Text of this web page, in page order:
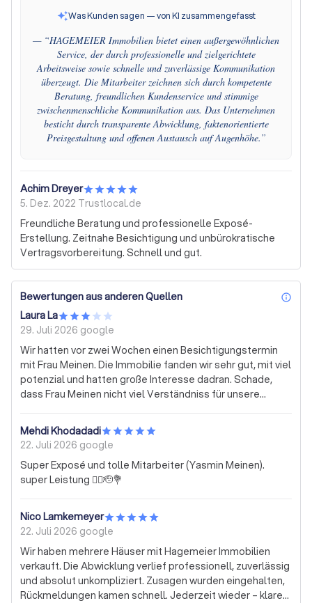
Was Kunden sagen — von KI zusammengefasst
— “HAGEMEIER Immobilien bietet einen außergewöhnlichen
Service, der durch professionelle und zielgerichtete
Arbeitsweise sowie schnelle und zuverlässige Kommunikation
überzeugt. Die Mitarbeiter zeichnen sich durch kompetente
Beratung, freundlichen Kundenservice und stimmige
zwischenmenschliche Kommunikation aus. Das Unternehmen
besticht durch transparente Abwicklung, faktenorientierte
Preisgestaltung und offenen Austausch auf Augenhöhe.”
Achim Dreyer
5. Dez. 2022 Trustlocal.de
Freundliche Beratung und professionelle Exposé-
Erstellung. Zeitnahe Besichtigung und unbürokratische
Vertragsvorbereitung. Schnell und gut.
Bewertungen aus anderen Quellen
Laura La
29. Juli 2026 google
Wir hatten vor zwei Wochen einen Besichtigungstermin
mit Frau Meinen. Die Immobilie fanden wir sehr gut, mit viel
potenzial und hatten große Interesse dadran. Schade,
dass Frau Meinen nicht viel Verständniss für unsere
hatten nicht wirklich das Gefühl, dass Sie uns die
Immobilie verkaufen wollte. Sie hatte davon gesprochen,
dass eigentlich die Wohnung schon weg ist, ich sollte
aber nach spätestens drei Tagen mein Preisangebote
durchgeben, obwohl noch viele wichtigen Fragen nicht
Finanzen geklärt sind und ob das meine erste
Besichtigung war… unangenehm. Wir fühlten uns
jedenfalls nicht gut von ihr beraten und hatten nicht das
Gefühl, dass Sie auch für uns da ist (arbeitet), schließlich
würde Sie am Ende eine Provision von uns bekommen.
Mehdi Khodadadi
22. Juli 2026 google
Super Exposé und tolle Mitarbeiter (Yasmin Meinen).
super Leistung 👍🏻🫡💐
Nico Lamkemeyer
22. Juli 2026 google
Wir haben mehrere Häuser mit Hagemeier Immobilien
verkauft. Die Abwicklung verlief professionell, zuverlässig
und absolut unkompliziert. Zusagen wurden eingehalten,
Rückmeldungen kamen schnell. Jederzeit wieder – klare